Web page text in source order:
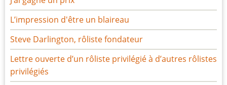
L’impression d'être un blaireau
Steve Darlington, rôliste fondateur
Lettre ouverte d’un rôliste privilégié à d’autres rôlistes
privilégiés